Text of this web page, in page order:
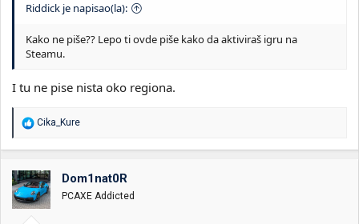
Riddick je napisao(la):
Kako ne piše?? Lepo ti ovde piše kako da aktiviraš igru na
Steamu.
I tu ne pise nista oko regiona.
R
o
v
a
n
Cika_Kure
Dom1nat0R
PCAXE Addicted